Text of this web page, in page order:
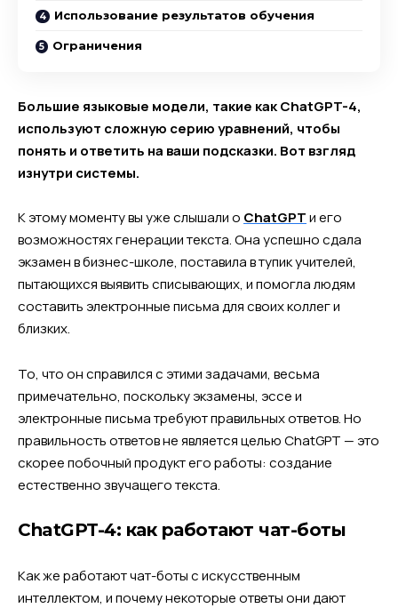
Использование результатов обучения
Ограничения
Большие языковые модели, такие как ChatGPT-4,
используют сложную серию уравнений, чтобы
понять и ответить на ваши подсказки. Вот взгляд
изнутри системы.
К этому моменту вы уже слышали о ChatGPTи его
возможностях генерации текста. Она успешно сдала
экзамен в бизнес-школе, поставила в тупик учителей,
пытающихся выявить списывающих, и помогла людям
составить электронные письма для своих коллег и
близких.
То, что он справился с этими задачами, весьма
примечательно, поскольку экзамены, эссе и
электронные письма требуют правильных ответов. Но
правильность ответов не является целью ChatGPT — это
скорее побочный продукт его работы: создание
естественно звучащего текста.
ChatGPT-4: как работают чат-боты
Как же работают чат-боты с искусственным
интеллектом, и почему некоторые ответы они дают